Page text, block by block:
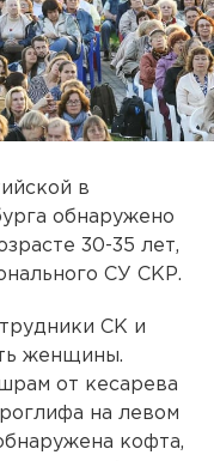
в
обнаружено
30-35 лет,
СУ СКР.
СК и
женщины.
от кесарева
на левом
кофта,